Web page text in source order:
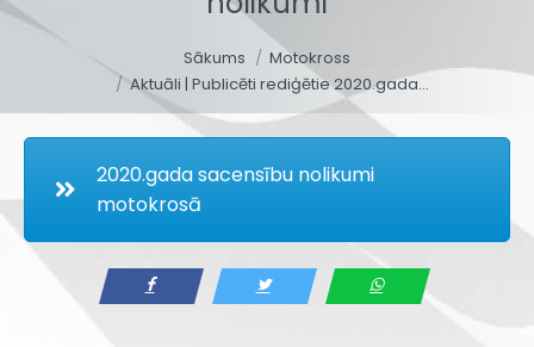
Sākums
Motokross
Aktuāli | Publicēti rediģētie 2020.gada…
2020.gada sacensību nolikumi
motokrosā